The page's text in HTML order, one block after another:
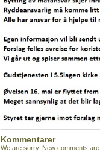
Kommentarer
We are sorry. New comments